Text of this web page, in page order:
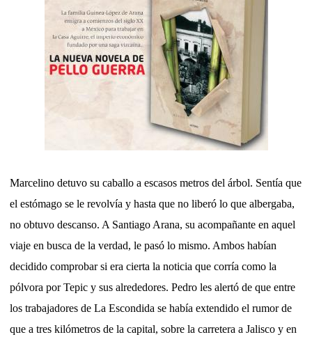
Marcelino detuvo su caballo a escasos metros del árbol. Sentía que
el estómago se le revolvía y hasta que no liberó lo que albergaba,
no obtuvo descanso. A Santiago Arana, su acompañante en aquel
viaje en busca de la verdad, le pasó lo mismo. Ambos habían
decidido comprobar si era cierta la noticia que corría como la
pólvora por Tepic y sus alrededores. Pedro les alertó de que entre
los trabajadores de La Escondida se había extendido el rumor de
que a tres kilómetros de la capital, sobre la carretera a Jalisco y en